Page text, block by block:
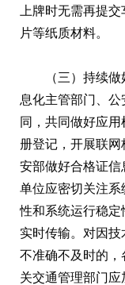
上牌时无需再提
片等纸质材料。
（三）持续
息化主管部门、
同，共同做好应
册登记，开展联
安部做好合格证
单位应密切关注
性和系统运行稳定
实时传输。对因
不准确不及时的
关交通管理部门